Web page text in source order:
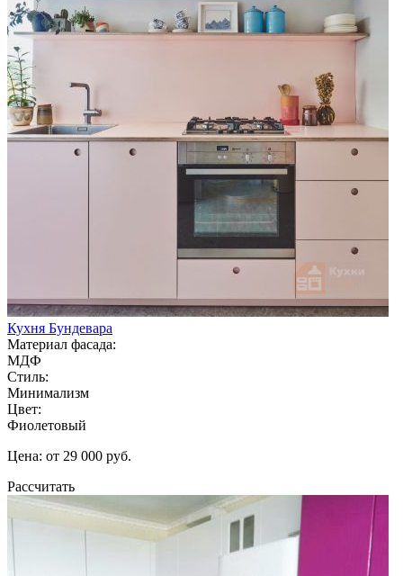
Кухня Бундевара
Материал фасада:
МДФ
Стиль:
Минимализм
Цвет:
Фиолетовый
Цена: от 29 000 руб.
Рассчитать